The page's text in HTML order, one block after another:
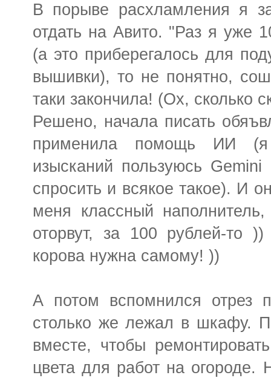
В порыве расхламления я
отдать на Авито. "Раз я уже
(а это приберегалось для
вышивки), то не понятно,
таки закончила! (Ох, сколько
Решено, начала писать
применила помощь ИИ
изысканий пользуюсь
спросить и всякое такое). И
меня классный
оторвут, за 100 рублей-то
корова нужна самому! ))
А потом вспомнился отрез
столько же лежал в шкафу.
вместе, чтобы
цвета для работ на